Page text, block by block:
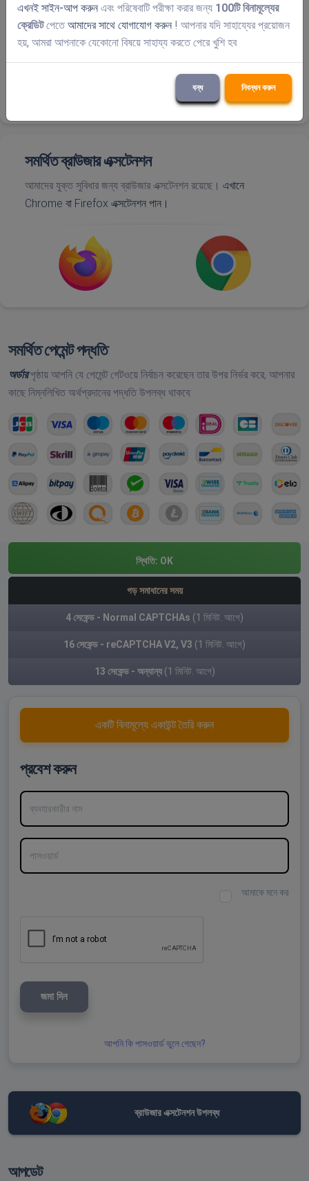
সমর্থিত ব্রাউজার এক্সটেনশন
আমাদের যুক্ত সুবিধার জন্য ব্রাউজার এক্সটেনশন রয়েছে। এখানে
Chrome বা Firefox এক্সটেনশন পান।
সমর্থিত পেমেন্ট পদ্ধতি
অর্ডারপৃষ্ঠায় আপনি যে পেমেন্ট গেটওয়ে নির্বাচন করেছেন তার উপর নির্ভর করে, আপনার
কাছে নিম্নলিখিত অর্থপ্রদানের পদ্ধতি উপলব্ধ থাকবে:
স্থিতি: OK
গড় সমাধানের সময়
4 সেকেন্ড - Normal CAPTCHAs (1 মিনিট. আগে)
16 সেকেন্ড - reCAPTCHA V2, V3 (1 মিনিট. আগে)
13 সেকেন্ড - অন্যান্য(1 মিনিট. আগে)
একটি বিনামূল্যে একাউন্ট তৈরি করুন
প্রবেশ করুন
ব্যবহারকারীর নাম
পাসওয়ার্ড
আমাকে মনে কর
জমা দিন
আপনি কি পাসওয়ার্ড ভুলে গেছেন?
ব্রাউজার এক্সটেনশন উপলব্ধ
আপডেট
এখনই সাইন-আপ করুন এবং পরিষেবাটি পরীক্ষা করার জন্য 100টি বিনামূল্যের
ক্রেডিটপেতেআমাদের সাথে যোগাযোগ করুন ! আপনার যদি সাহায্যের প্রয়োজন
হয়, আমরা আপনাকে যেকোনো বিষয়ে সাহায্য করতে পেরে খুশি হব
বন্ধ নিবন্ধন করুন